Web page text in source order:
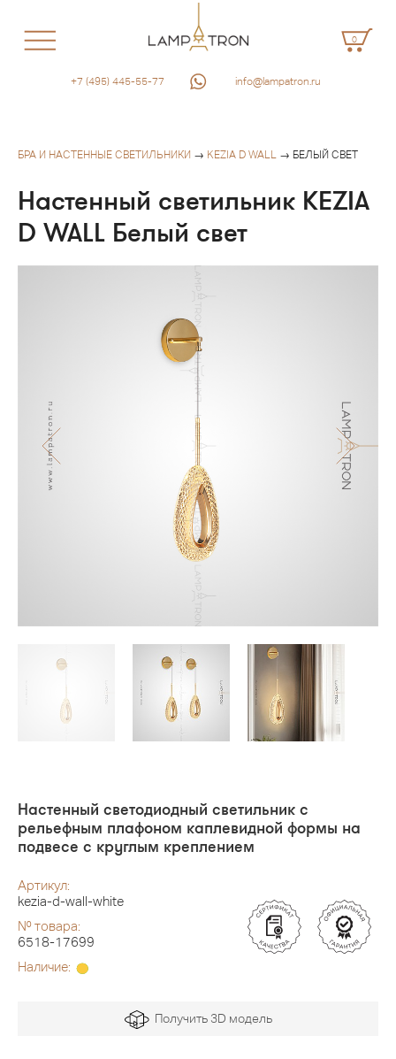
0
+7 (495) 445-55-77 info@lampatron.ru
БРА И НАСТЕННЫЕ СВЕТИЛЬНИКИ → KEZIA D WALL → БЕЛЫЙ СВЕТ
Настенный светильник KEZIA
D WALL Белый свет
Настенный светодиодный светильник с
рельефным плафоном каплевидной формы на
подвесе с круглым креплением
Артикул:
kezia-d-wall-white
№ товара:
6518-17699
Наличие:
Получить 3D модель